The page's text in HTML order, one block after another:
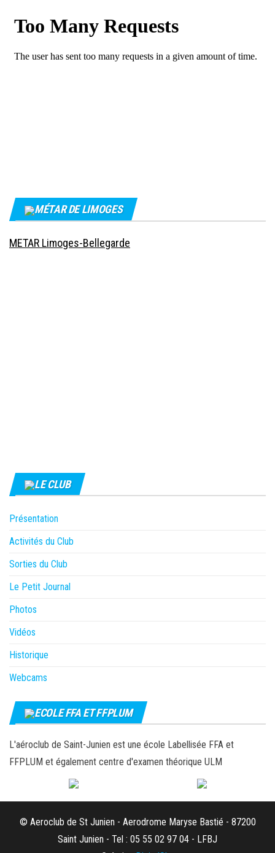
MÉTAR DE LIMOGES
METAR Limoges-Bellegarde
LE CLUB
Présentation
Activités du Club
Sorties du Club
Le Petit Journal
Photos
Vidéos
Historique
Webcams
ECOLE FFA ET FFPLUM
L'aéroclub de Saint-Junien est une école Labellisée FFA et
FFPLUM et également centre d'examen théorique ULM
© Aeroclub de St Junien - Aerodrome Maryse Bastié - 87200
Saint Junien - Tel : 05 55 02 97 04 - LFBJ